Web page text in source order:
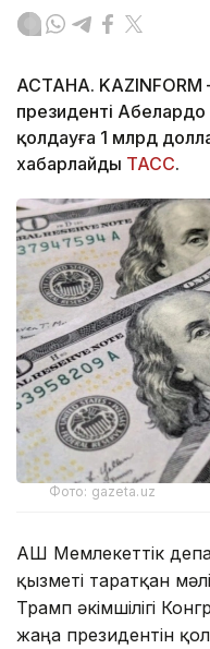
АСТАНА.
президенті Абелардо
қолдауға 1 млрд
хабарлайды ТАСС.
Фото: gazeta.uz
АҚШ Мемлекеттік
қызметі таратқан
Трамп әкімшілігі
жаңа президентін